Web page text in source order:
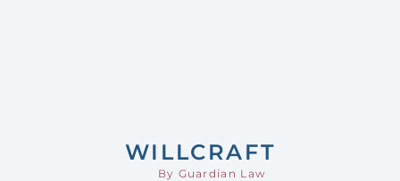
WILLCRAFT
By Guardian Law